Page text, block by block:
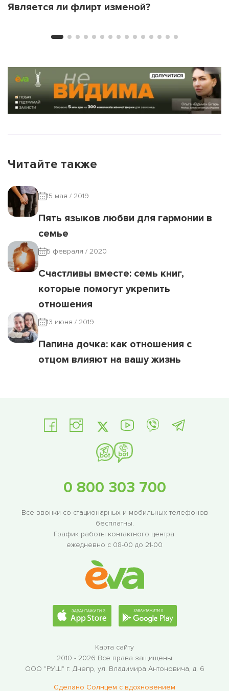
Является ли флирт изменой?
Читайте также
15 мая / 2019
Пять языков любви для гармонии в
семье
5 февраля / 2020
Счастливы вместе: семь книг,
которые помогут укрепить
отношения
13 июня / 2019
Папина дочка: как отношения с
отцом влияют на вашу жизнь
0 800 303 700
Все звонки со стационарных и мобильных телефонов
бесплатны.
График работы контактного центра:
ежедневно с 08-00 до 21-00
Карта сайту
2010 - 2026 Все права защищены
ООО "РУШ" г. Днепр, ул. Владимира Антоновича, д. 6
Сделано Солнцем c вдохновением